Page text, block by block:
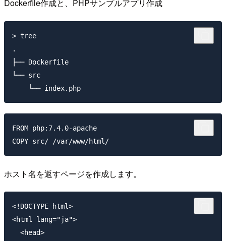
Dockerfile作成と、PHPサンプルアプリ作成
> tree
.
├── Dockerfile
└── src
FROM php:7.4.0-apache
ホスト名を返すページを作成します。
<!DOCTYPE html>
<html lang="ja">
  <head>